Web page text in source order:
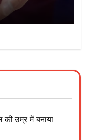
उम्र में बनाया